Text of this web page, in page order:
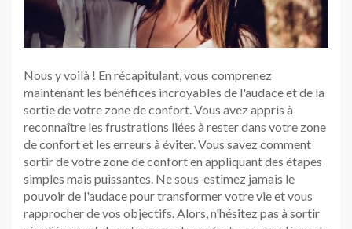
Nous y voilà ! En récapitulant, vous comprenez
maintenant les bénéfices incroyables de l'audace et de la
sortie de votre zone de confort. Vous avez appris à
reconnaître les frustrations liées à rester dans votre zone
de confort et les erreurs à éviter. Vous savez comment
sortir de votre zone de confort en appliquant des étapes
simples mais puissantes. Ne sous-estimez jamais le
pouvoir de l'audace pour transformer votre vie et vous
rapprocher de vos objectifs. Alors, n'hésitez pas à sortir